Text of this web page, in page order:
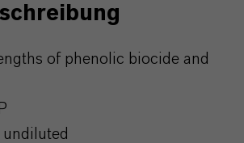
of phenolic biocide and
undiluted